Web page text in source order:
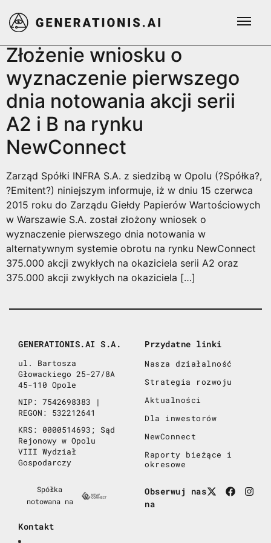
Tag:nr 7/2015
Złożenie wniosku o
wyznaczenie pierwszego
dnia notowania akcji serii
A2 i B na rynku
NewConnect
Zarząd Spółki INFRA S.A. z siedzibą w Opolu (?Spółka?,
?Emitent?) niniejszym informuje, iż w dniu 15 czerwca
2015 roku do Zarządu Giełdy Papierów Wartościowych
w Warszawie S.A. został złożony wniosek o
wyznaczenie pierwszego dnia notowania w
alternatywnym systemie obrotu na rynku NewConnect
375.000 akcji zwykłych na okaziciela serii A2 oraz
375.000 akcji zwykłych na okaziciela […]
GENERATIONIS.AI S.A.
ul. Bartosza
Głowackiego 25-27/8A
45-110 Opole
NIP: 7542698383 |
REGON: 532212641
KRS: 0000514693; Sąd
Rejonowy w Opolu
VIII Wydział
Gospodarczy
Kontakt
Spółka
notowana na
Przydatne linki
Nasza działalność
Strategia rozwoju
Aktualności
Dla inwestorów
NewConnect
Raporty bieżące i
okresowe
Obserwuj nas
na